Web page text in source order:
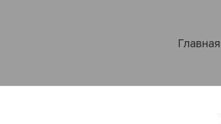
Главная